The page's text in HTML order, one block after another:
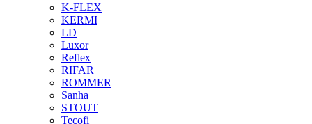
K-FLEX
KERMI
LD
Luxor
Reflex
RIFAR
ROMMER
Sanha
STOUT
Tecofi